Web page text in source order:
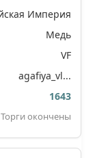
Империя
Медь
VF
agafiya_vl...
1643
Торги окончены